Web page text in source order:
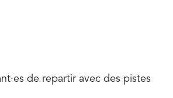
de repartir avec des pistes